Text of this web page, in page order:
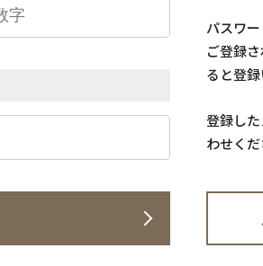
パスワ
ご登録
ると登
登録し
わせくだ